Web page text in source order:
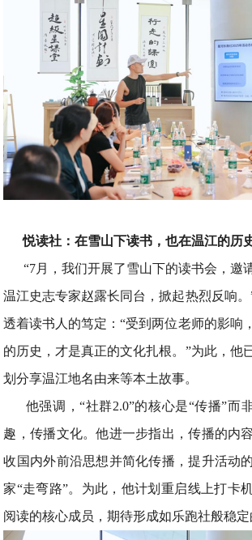
悦读社：在雪山下读书，也在温江的历
“7月，我们开展了雪山下的读书会，邀
温江史志专家赵露长同台，掀起热烈反响
透着读书人的笃定：“受到两位老师的影响
的历史，才是真正的文化扎根。”为此，他
划分享温江地名由来等本土故事。
他强调，“社群2.0”的核心是“传播”
趣，传播文化。他进一步指出，传播的内
收国内外前沿思想并简化传播，提升活动
家“走弯路”。为此，他计划重启线上打卡
阅读的核心成员，期待形成如乐跑社般稳定